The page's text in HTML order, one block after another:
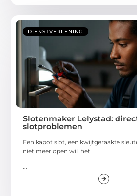
DIENSTVERLENING
Slotenmaker Lelystad:
slotproblemen
Een kapot slot, een kwijtgeraakte
niet meer open wil: het
...